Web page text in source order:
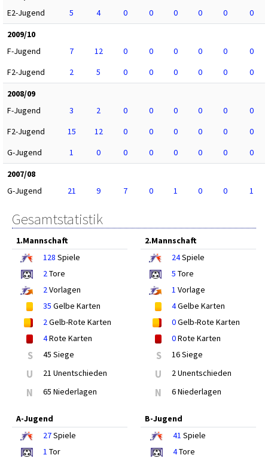
E2-Jugend
5 4 0 0 0 0 0
0
2009/10
F-Jugend
7 12 0 0 0 0 0
0
F2-Jugend
2 5 0 0 0 0 0
0
2008/09
F-Jugend
3 2 0 0 0 0 0
0
F2-Jugend
15 12 0 0 0 0 0
0
G-Jugend
1 0 0 0 0 0 0
0
2007/08
G-Jugend
21 9 7 0 1 0 0 1
Gesamtstatistik
1.Mannschaft
128 Spiele
2 Tore
2 Vorlagen
35 Gelbe Karten
2 Gelb-Rote Karten
4Rote Karten
S 45 Siege
U 21 Unentschieden
N 65 Niederlagen
2.Mannschaft
24Spiele
5 Tore
1 Vorlage
4Gelbe Karten
0Gelb-Rote Karten
0Rote Karten
S 16 Siege
U 2 Unentschieden
N 6 Niederlagen
A-Jugend
27Spiele
1 Tor
B-Jugend
41 Spiele
4Tore